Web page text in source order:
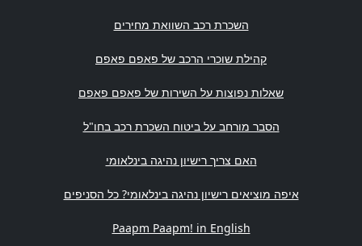
השכרת רכב השוואת מחירים
קהילת שוכרי הרכב של פאפם פאפם
שאלות נפוצות על השירות של פאפם פאפם
הסבר מורחב על ביטוח השכרת רכב בחו"ל
האם צריך רישיון נהיגה בינלאומי
איפה מוציאים רישיון נהיגה בינלאומי? כל הסניפים
Paapm Paapm! in English